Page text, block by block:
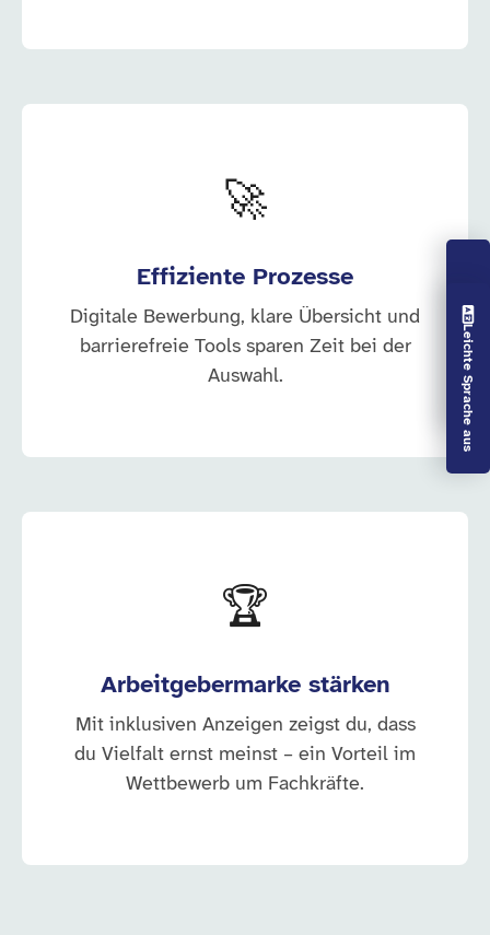
Vorlesen aus
Leichte Sprache aus
🚀
Effiziente Prozesse
Digitale Bewerbung, klare Übersicht und
barrierefreie Tools sparen Zeit bei der
Auswahl.
🏆
Arbeitgebermarke stärken
Mit inklusiven Anzeigen zeigst du, dass
du Vielfalt ernst meinst – ein Vorteil im
Wettbewerb um Fachkräfte.